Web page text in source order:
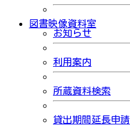
図書映像資料室
お知らせ
利用案内
所蔵資料検索
貸出期間延長申請